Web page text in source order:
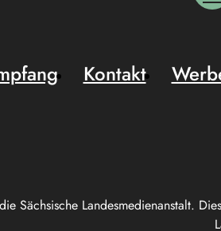
Sächsische Landesmedienanstalt.
Kontakt